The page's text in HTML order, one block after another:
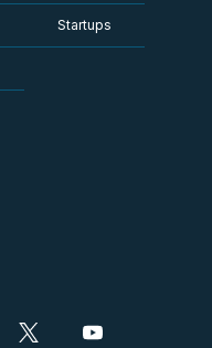
Startups